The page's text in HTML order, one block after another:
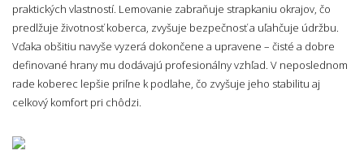
praktických vlastností. Lemovanie zabraňuje strapkaniu okrajov, čo
predlžuje životnosť koberca, zvyšuje bezpečnosť a uľahčuje údržbu.
Vďaka obšitiu navyše vyzerá dokončene a upravene – čisté a dobre
definované hrany mu dodávajú profesionálny vzhľad. V neposlednom
rade koberec lepšie priľne k podlahe, čo zvyšuje jeho stabilitu aj
celkový komfort pri chôdzi.